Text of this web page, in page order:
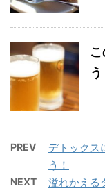
う
PREV
デトックス
う！
NEXT 溢れかえる